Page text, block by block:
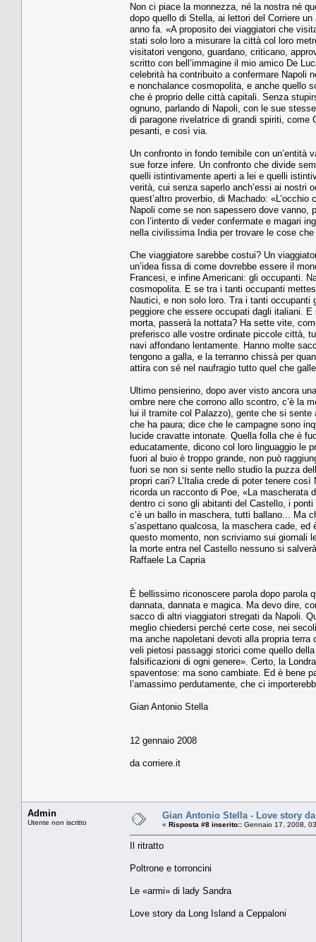
Non ci piace la monnezza, né la nostra né
dopo quello di Stella, ai lettori del Corriere
anno fa. «A proposito dei viaggiatori che
stati solo loro a misurare la città col loro
visitatori vengono, guardano, criticano,
scritto con bell’immagine il mio amico De
celebrità ha contribuito a confermare Napoli
e nonchalance cosmopolita, e anche quello
che è proprio delle città capitali. Senza
ognuno, parlando di Napoli, con le sue
di paragone rivelatrice di grandi spiriti, come
pesanti, e così via.
Un confronto in fondo temibile con
sue forze infere. Un confronto che divide
quelli istintivamente aperti a lei e quelli
verità, cui senza saperlo anch’essi ai nostri
quest’altro proverbio, di Machado:
Napoli come se non sapessero dove vanno,
con l’intento di veder confermate e magari
nella civilissima India per trovare le cose
Che viaggiatore sarebbe costui? Un
un’idea fissa di come dovrebbe essere il
Francesi, e infine Americani: gli occupanti.
cosmopolita. E se tra i tanti occupanti
Nautici, e non solo loro. Tra i tanti
peggiore che essere occupati dagli italiani.
morta, passerà la nottata? Ha sette vite,
preferisco alle vostre ordinate piccole città,
navi affondano lentamente. Hanno molte
tengono a galla, e la terranno chissà per
attira con sé nel naufragio tutto quel che
Ultimo pensierino, dopo aver visto ancora
ombre nere che corrono allo scontro, c’è la
lui il tramite col Palazzo), gente che si sente
che ha paura; dice che le campagne sono
lucide cravatte intonate. Quella folla che è
educatamente, dicono col loro linguaggio le
fuori al buio è troppo grande, non può
fuori se non si sente nello studio la puzza
propri cari? L’Italia crede di poter tenere
ricorda un racconto di Poe, «La mascherata
dentro ci sono gli abitanti del Castello, i
c’è un ballo in maschera, tutti ballano... Ma
s’aspettano qualcosa, la maschera cade,
questo momento, non scriviamo sui giornali
la morte entra nel Castello nessuno si
Raffaele La Capria
È bellissimo riconoscere parola dopo parola
dannata, dannata e magica. Ma devo dire,
sacco di altri viaggiatori stregati da Napoli.
meglio chiedersi perché certe cose, nei
ma anche napoletani devoti alla propria
veli pietosi passaggi storici come quello
falsificazioni di ogni genere». Certo, la
spaventose: ma sono cambiate. Ed è bene
l’amassimo perdutamente, che ci
Gian Antonio Stella
12 gennaio 2008
da corriere.it
Admin
Utente non iscritto
Gian Antonio Stella - Love story
« Risposta #8 inserito:: Gennaio 17, 2008,
Il ritratto
Poltrone e torroncini
Le «armi» di lady Sandra
Love story da Long Island a Ceppaloni